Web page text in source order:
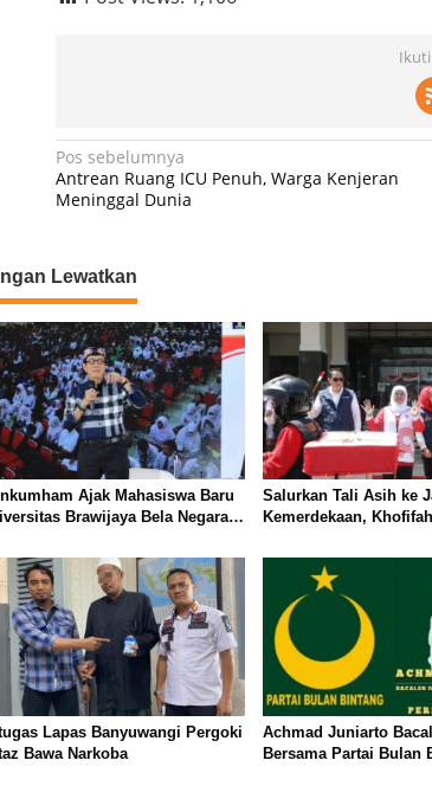
N
a
i
g
a
s
i
p
o
s
Pos sebelumnya
Antrean Ruang ICU Penuh, Warga Kenjeran
Meninggal Dunia
Lewatkan
Ajak Mahasiswa Baru
Brawijaya Bela Negara
Salurkan Tali Asih ke
Kemerdekaan,
Lapas Banyuwangi Pergoki
Bawa Narkoba
Achmad Juniarto
Bersama Partai Bulan